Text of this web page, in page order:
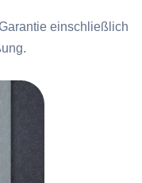
einschließlich